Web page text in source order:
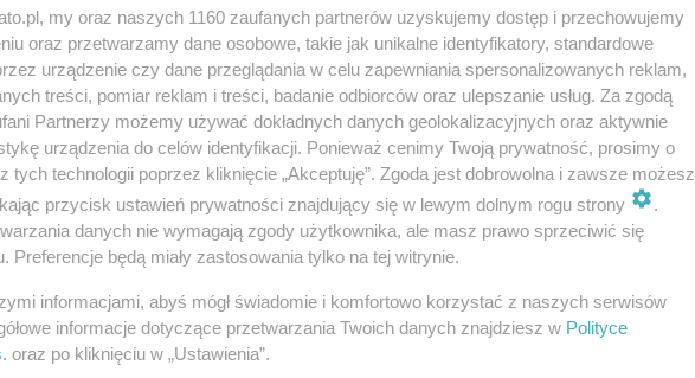
parterowej części:Krowa Mać, czyli burgerownia
śląskim, m.in. w Częstochowie, Jastrzębiu-Zdroju,
zajmie część parteru nowego budynku.
my oraz naszych 1160 zaufanych partnerów uzyskujemy dostęp i przechowujemy
oraz przetwarzamy dane osobowe, takie jak unikalne identyfikatory, standardowe
urządzenie czy dane przeglądania w celu zapewniania spersonalizowanych reklam,
treści, pomiar reklam i treści, badanie odbiorców oraz ulepszanie usług. Za zgodą
Partnerzy możemy używać dokładnych danych geolokalizacyjnych oraz aktywnie
urządzenia do celów identyfikacji. Ponieważ cenimy Twoją prywatność, prosimy o
tych technologii poprzez kliknięcie „Akceptuję”. Zgoda jest dobrowolna i zawsze możesz
przycisk ustawień prywatności znajdujący się w lewym dolnym rogu strony
.
danych nie wymagają zgody użytkownika, ale masz prawo sprzeciwić się
Preferencje będą miały zastosowania tylko na tej witrynie.
informacjami, abyś mógł świadomie i komfortowo korzystać z naszych serwisów
informacje dotyczące przetwarzania Twoich danych znajdziesz w Polityce
. oraz po kliknięciu w „Ustawienia”.